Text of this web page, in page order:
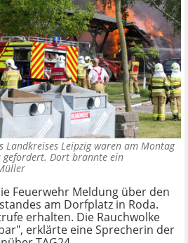
Landkreises Leipzig waren am Montag
Dort brannte ein
Feuerwehr Meldung über den
am Dorfplatz in Roda.
erhalten. Die Rauchwolke
erklärte eine Sprecherin der